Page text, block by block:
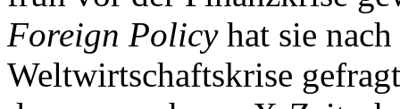
Foreign Policyhat sie
Weltwirtschaftskrise